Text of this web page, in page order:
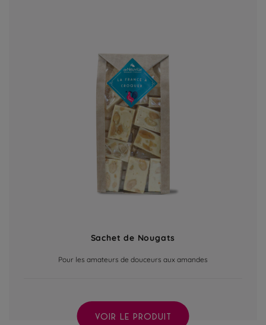
Sachet de Nougats
Pour les amateurs de douceurs aux amandes
VOIR LE PRODUIT